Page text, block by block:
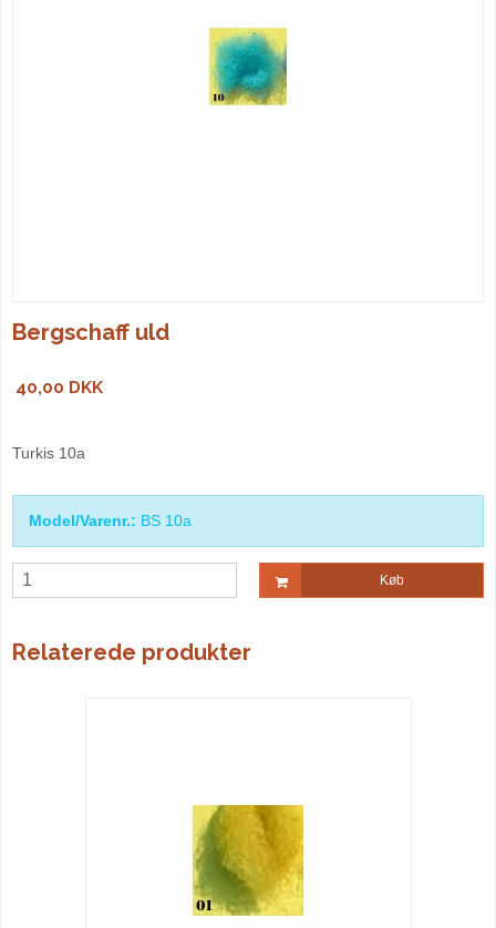
Bergschaff uld
40,00 DKK
Turkis 10a
Model/Varenr.: BS 10a
Køb
Relaterede produkter